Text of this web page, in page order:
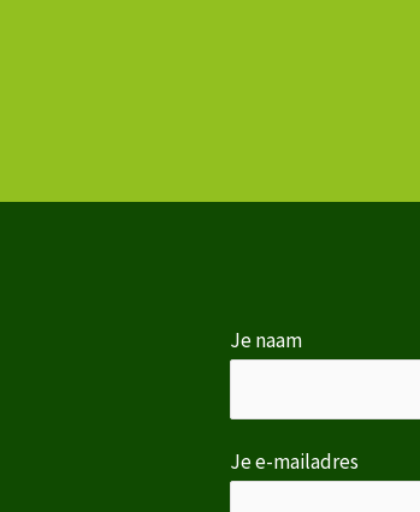
Je naam
Je e-mailadres